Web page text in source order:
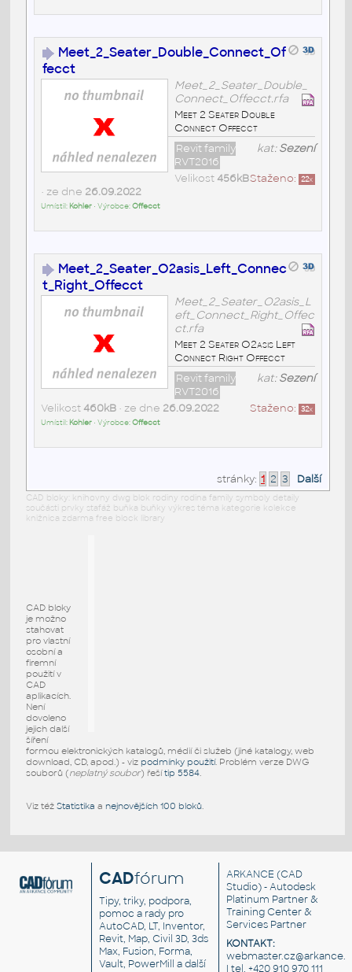
Meet_2_Seater_Double_Connect_Of
fecct
Meet_2_Seater_Double_
Connect_Offecct.rfa
Meet 2 Seater Double
Connect Offecct
kat:Sezení
Revit family
RVT2016
Staženo: 22x
Velikost 456kB
• ze dne 26.09.2022
Umístil: Kohler• Výrobce:Offecct
Meet_2_Seater_O2asis_Left_Connec
t_Right_Offecct
Meet_2_Seater_O2asis_L
eft_Connect_Right_Offec
ct.rfa
Meet 2 Seater O2asis Left
Connect Right Offecct
kat:Sezení
Revit family
RVT2016
Staženo: 32x
Velikost 460kB• ze dne 26.09.2022
Umístil: Kohler• Výrobce:Offecct
stránky: 1 2 3 Další
CAD bloky: knihovny dwg blok rodiny rodina family symboly detaily
součásti prvky stafáž buňka buňky výkres téma kategorie kolekce
knižnica zdarma free block library
CAD bloky
je možno
stahovat
pro vlastní
osobní a
firemní
použití v
CAD
aplikacích.
Není
dovoleno
jejich další
šíření
formou elektronických katalogů, médií či služeb (jiné katalogy, web
download, CD, apod.) - viz podmínky použití. Problém verze DWG
souborů (neplatný soubor) řešítip 5584.
Viz též Statistika a nejnovějších 100 bloků.
CADfórum
Tipy, triky, podpora,
pomoc a rady pro
AutoCAD, LT, Inventor,
Revit, Map, Civil 3D, 3ds
Max, Fusion, Forma,
Vault, PowerMill a další
ARKANCE (CAD
Studio) - Autodesk
Platinum Partner &
Training Center &
Services Partner
KONTAKT:
| tel. +420 910 970 111